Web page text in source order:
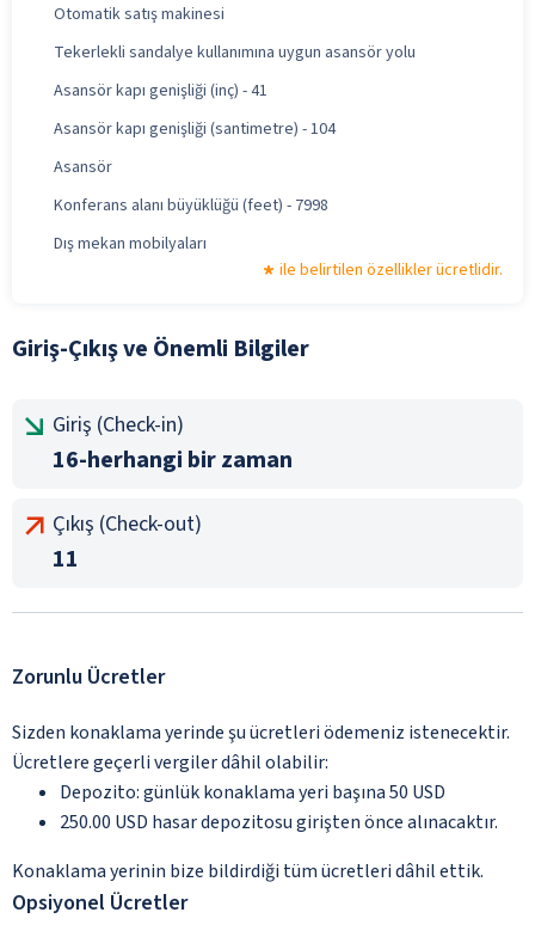
Otomatik satış makinesi
Tekerlekli sandalye kullanımına uygun asansör yolu
Asansör kapı genişliği (inç) - 41
Asansör kapı genişliği (santimetre) - 104
Asansör
Konferans alanı büyüklüğü (feet) - 7998
Dış mekan mobilyaları
ile belirtilen özellikler ücretlidir.
Giriş-Çıkış ve Önemli Bilgiler
Giriş (Check-in)
16-herhangi bir zaman
Çıkış (Check-out)
11
Zorunlu Ücretler
Sizden konaklama yerinde şu ücretleri ödemeniz istenecektir.
Ücretlere geçerli vergiler dâhil olabilir:
Depozito: günlük konaklama yeri başına 50 USD
250.00 USD hasar depozitosu girişten önce alınacaktır.
Konaklama yerinin bize bildirdiği tüm ücretleri dâhil ettik.
Opsiyonel Ücretler